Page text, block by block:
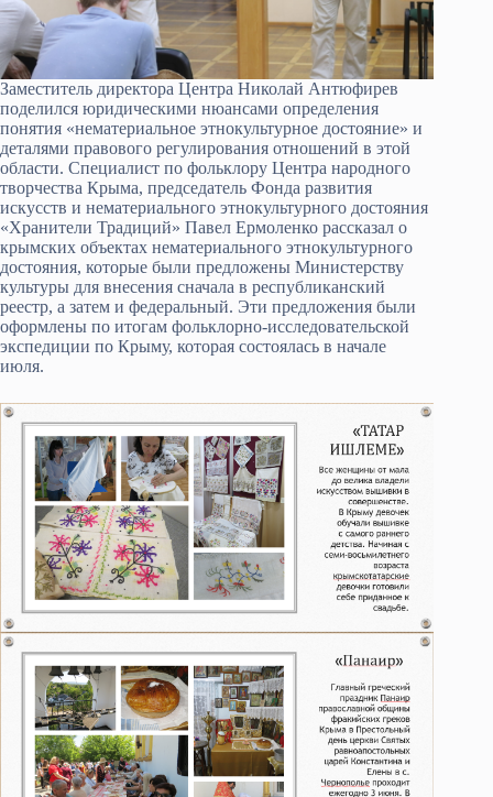
Заместитель директора Центра Николай Антюфирев
поделился юридическими нюансами определения
понятия «нематериальное этнокультурное достояние» и
деталями правового регулирования отношений в этой
области. Специалист по фольклору Центра народного
творчества Крыма, председатель Фонда развития
искусств и нематериального этнокультурного достояния
«Хранители Традиций» Павел Ермоленко рассказал о
крымских объектах нематериального этнокультурного
достояния, которые были предложены Министерству
культуры для внесения сначала в республиканский
реестр, а затем и федеральный. Эти предложения были
оформлены по итогам фольклорно-исследовательской
экспедиции по Крыму, которая состоялась в начале
июля.